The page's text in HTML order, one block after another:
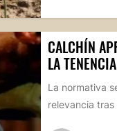
CALCHÍN
LA
La normativa
relevancia